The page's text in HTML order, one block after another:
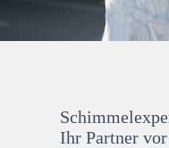
Ihr Partner